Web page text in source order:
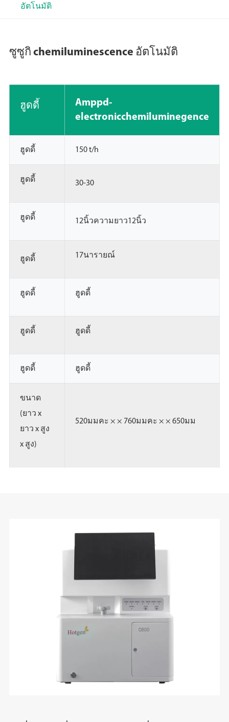
อัตโนมัติ
ซูซูกิ chemiluminescence อัตโนมัติ
ฮูดดี้
Amppd-
electronicchemiluminegence
ฮูดดี้ 150 t/h
ฮูดดี้ 30-30
ฮูดดี้ 12นิ้วความยาว12นิ้ว
ฮูดดี้ 17นารายณ์
ฮูดดี้ ฮูดดี้
ฮูดดี้ ฮูดดี้
ฮูดดี้ ฮูดดี้
ขนาด
(ยาว x
ยาว x สูง
x สูง)
520มมคะ × × 760มมคะ × × 650มม